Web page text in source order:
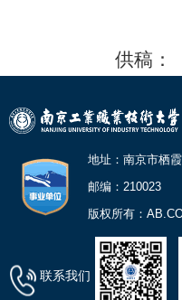
供稿：
地址：南京市栖
邮编：210023
版权所有：
联系我们